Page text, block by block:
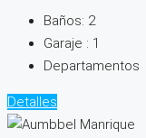
Baños: 2
Garaje : 1
Departamentos
Detalles